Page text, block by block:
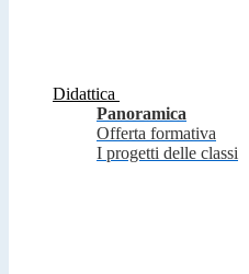
Didattica
Panoramica
Offerta formativa
I progetti delle classi